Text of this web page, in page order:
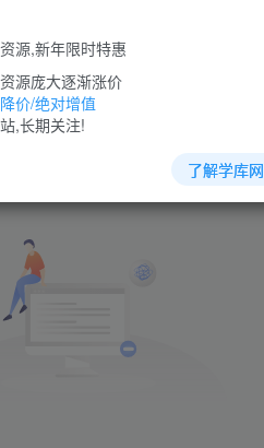
业模式 品质管理
源,新年限时特惠
源庞大逐渐涨价
价/绝对增值
,长期关注!
了解学库网